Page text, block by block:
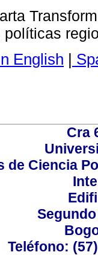
English |
Cra
de Ciencia
Teléfono: